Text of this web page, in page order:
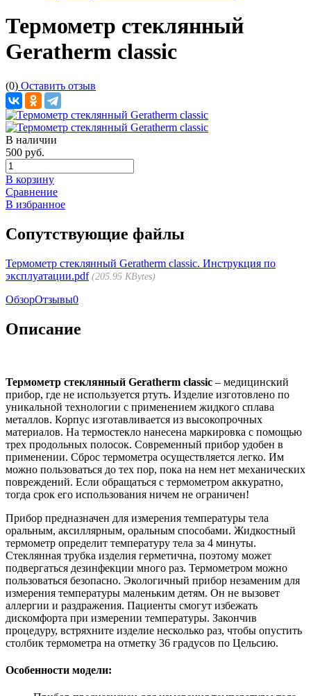
Термометр стеклянный
Geratherm classic
(0) Оставить отзыв
В наличии
500 руб.
В корзину
Сравнение
В избранное
Сопутствующие файлы
Термометр стеклянный Geratherm classic. Инструкция по
эксплуатации.pdf 205.95 KBytes
ОбзорОтзывы0
Описание
Термометр стеклянный Geratherm сlassic – медицинский
прибор, где не используется ртуть. Изделие изготовлено по
уникальной технологии с применением жидкого сплава
металлов. Корпус изготавливается из высокопрочных
материалов. На термостекло нанесена маркировка с помощью
трех продольных полосок. Современный прибор удобен в
применении. Сброс термометра осуществляется легко. Им
можно пользоваться до тех пор, пока на нем нет механических
повреждений. Если обращаться с термометром аккуратно,
тогда срок его использования ничем не ограничен!
Прибор предназначен для измерения температуры тела
оральным, аксиллярным, оральным способами. Жидкостный
термометр определит температуру тела за 4 минуты.
Стеклянная трубка изделия герметична, поэтому может
подвергаться дезинфекции много раз. Термометром можно
пользоваться безопасно. Экологичный прибор незаменим для
измерения температуры маленьким детям. Он не вызовет
аллергии и раздражения. Пациенты смогут избежать
дискомфорта при измерении температуры. Закончив
процедуру, встряхните изделие несколько раз, чтобы опустить
столбик термометра на отметку 36 градусов по Цельсию.
Особенности модели: